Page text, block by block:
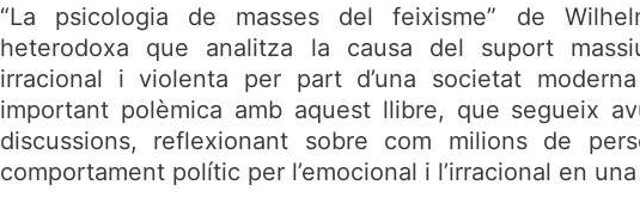
“La psicologia de masses del feixisme” de
heterodoxa que analitza la causa del suport
irracional i violenta per part d’una societat
important polèmica amb aquest llibre, que segueix
discussions, reflexionant sobre com milions de
comportament polític per l’emocional i l’irracional en